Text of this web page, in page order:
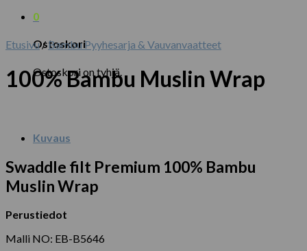
0
Ostoskori
Ostoskori on tyhjä.
Etusivu / Bambu Pyyhesarja & Vauvanvaatteet
100% Bambu Muslin Wrap
Kuvaus
Swaddle filt Premium 100% Bambu
Muslin Wrap
Perustiedot
Malli NO: EB-B5646